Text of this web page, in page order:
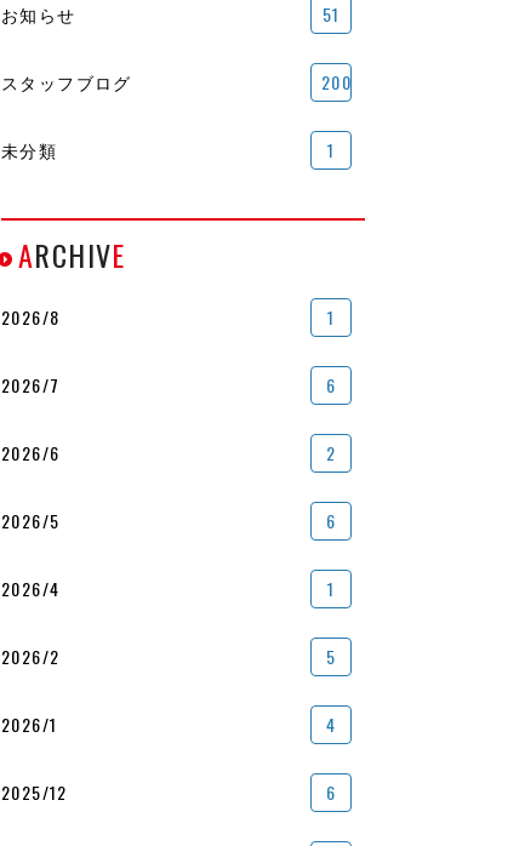
お知らせ 51
スタッフブログ 200
未分類 1
ARCHIVE
2026/8 1
2026/7 6
2026/6 2
2026/5 6
2026/4 1
2026/2 5
2026/1 4
2025/12 6